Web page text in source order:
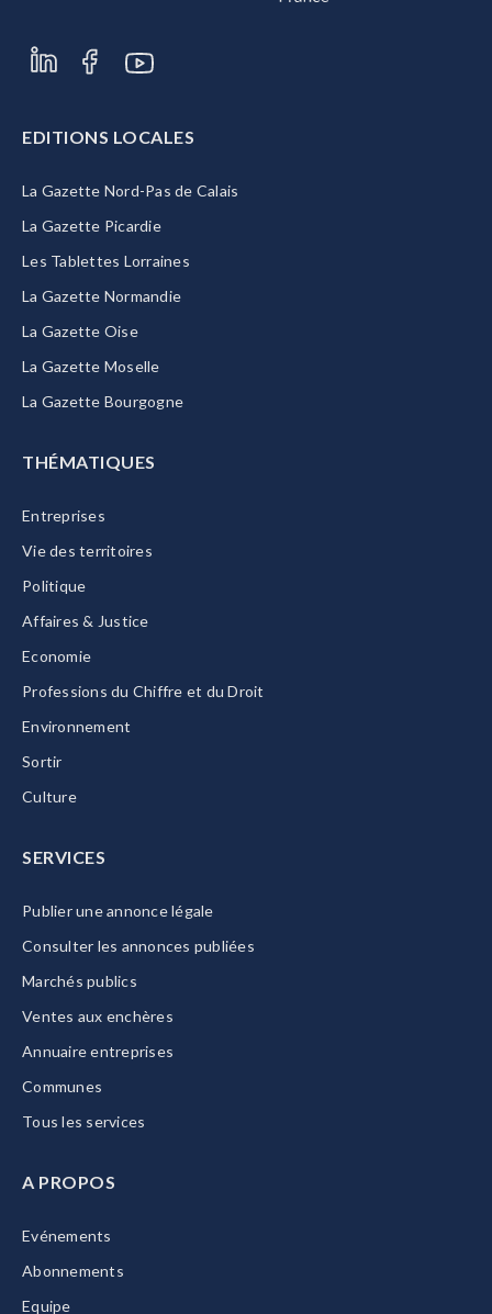
EDITIONS LOCALES
La Gazette Nord-Pas de Calais
La Gazette Picardie
Les Tablettes Lorraines
La Gazette Normandie
La Gazette Oise
La Gazette Moselle
La Gazette Bourgogne
THÉMATIQUES
Entreprises
Vie des territoires
Politique
Affaires & Justice
Economie
Professions du Chiffre et du Droit
Environnement
Sortir
Culture
SERVICES
Publier une annonce légale
Consulter les annonces publiées
Marchés publics
Ventes aux enchères
Annuaire entreprises
Communes
Tous les services
A PROPOS
Evénements
Abonnements
Equipe